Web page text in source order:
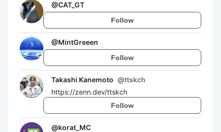
@CAT_GT
Follow
@MintGreeen
Follow
Takashi Kanemoto @ttskch
https://zenn.dev/ttskch
Follow
@korat_MC